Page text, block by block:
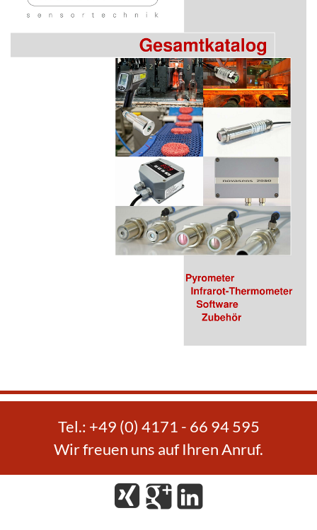
Tel.: +49 (0) 4171 - 66 94 595
Wir freuen uns auf Ihren Anruf.
Xing
Google
Plus
LinkedIn